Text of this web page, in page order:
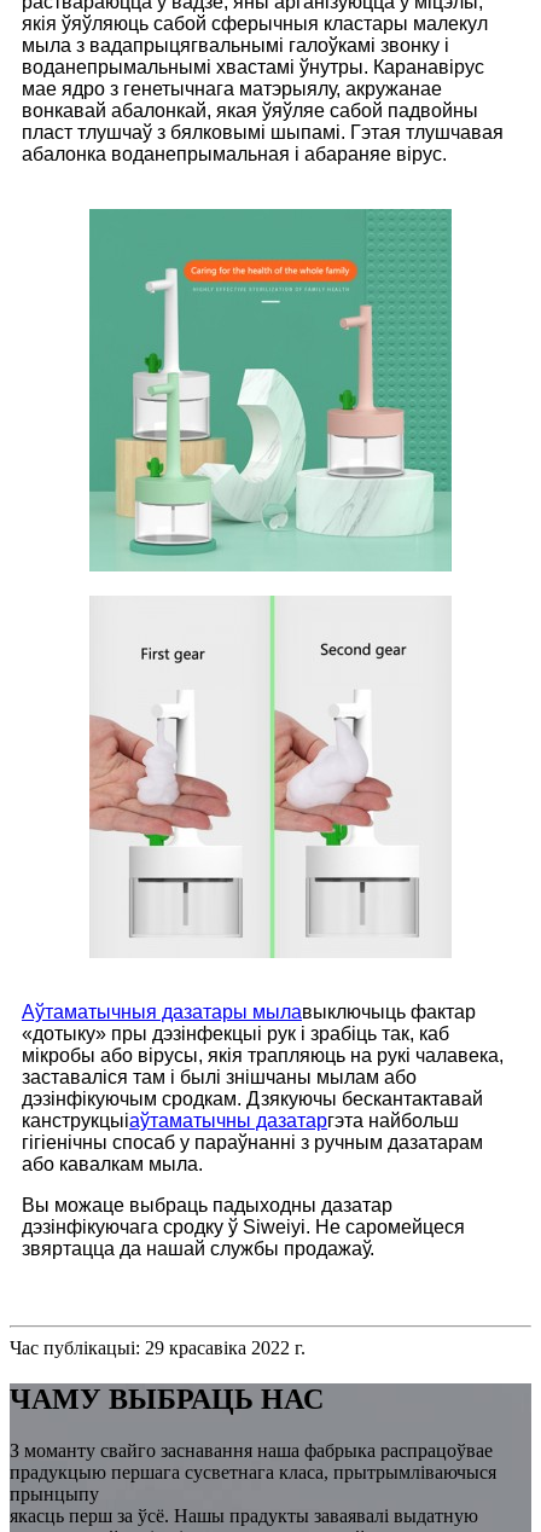
якія ўяўляюць сабой сферычныя кластары малекул
мыла з вадапрыцягвальнымі галоўкамі звонку і
воданепрымальнымі хвастамі ўнутры. Каранавірус
мае ядро ​​з генетычнага матэрыялу, акружанае
вонкавай абалонкай, якая ўяўляе сабой падвойны
пласт тлушчаў з бялковымі шыпамі. Гэтая тлушчавая
абалонка воданепрымальная і абараняе вірус.
Аўтаматычныя дазатары мылавыключыць фактар ​​
«дотыку» пры дэзінфекцыі рук і зрабіць так, каб
мікробы або вірусы, якія трапляюць на рукі чалавека,
заставаліся там і былі знішчаны мылам або
дэзінфікуючым сродкам. Дзякуючы бескантактавай
канструкцыіаўтаматычны дазатаргэта найбольш
гігіенічны спосаб у параўнанні з ручным дазатарам
або кавалкам мыла.
Вы можаце выбраць падыходны дазатар
дэзінфікуючага сродку ў Siweiyi. Не саромейцеся
звяртацца да нашай службы продажаў.
Час публікацыі: 29 красавіка 2022 г.
ЧАМУ ВЫБРАЦЬ НАС
З моманту свайго заснавання наша фабрыка распрацоўвае
прадукцыю першага сусветнага класа, прытрымліваючыся
прынцыпу
якасць перш за ўсё. Нашы прадукты заваявалі выдатную